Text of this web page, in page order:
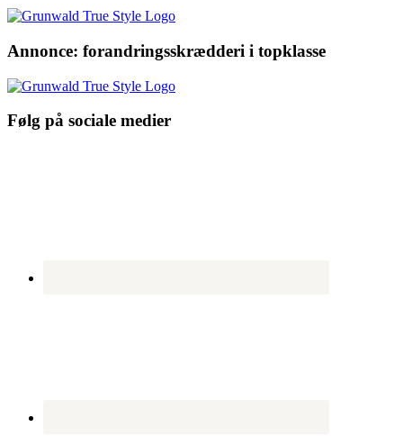
Annonce: forandringsskrædderi i topklasse
Følg på sociale medier